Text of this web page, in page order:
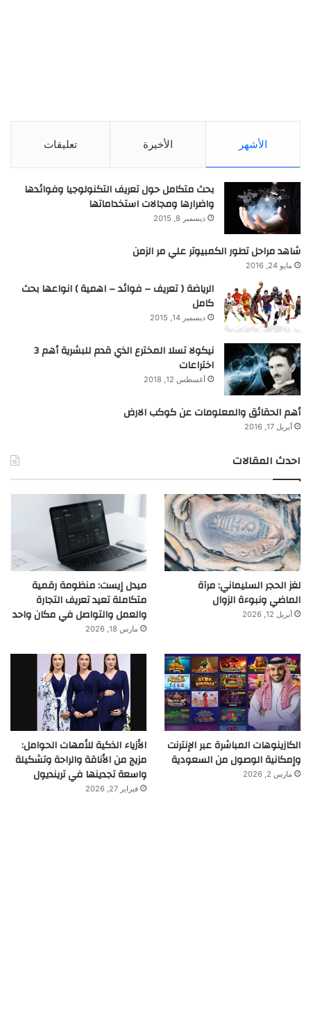
الأشهر الأخيرة تعليقات
بحث متكامل حول تعريف التكنولوجيا وفوائدها
واضرارها ومجالات استخداماتها
ديسمبر 8, 2015
شاهد مراحل تطور الكمبيوتر علي مر الزمن
مايو 24, 2016
الرياضة ( تعريف – فوائد – اهمية ) انواعها بحث
كامل
ديسمبر 14, 2015
نيكولا تسلا المخترع الذي قدم للبشرية أهم 3
اختراعات
أغسطس 12, 2018
أهم الحقائق والمعلومات عن كوكب الارض
أبريل 17, 2016
احدث المقالات
لغز الحجر السليماني: مرآة
الماضي ونبوءة الزوال
أبريل 12, 2026
ميدل إيست: منظومة رقمية
متكاملة تعيد تعريف التجارة
والعمل والتواصل في مكان واحد
مارس 18, 2026
الكازينوهات المباشرة عبر الإنترنت
وإمكانية الوصول من السعودية
مارس 2, 2026
الأزياء الذكية للأمهات الحوامل:
مزيج من الأناقة والراحة وتشكيلة
واسعة تجدينها في ترينديول
فبراير 27, 2026